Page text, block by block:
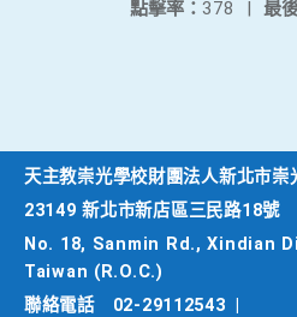
最
點擊率： 378 |
天主教崇光學校財團法人新北市崇
23149 新北市新店區三民路18號
No. 18, Sanmin Rd., Xindian
Taiwan (R.O.C.)
聯絡電話
02-29112543